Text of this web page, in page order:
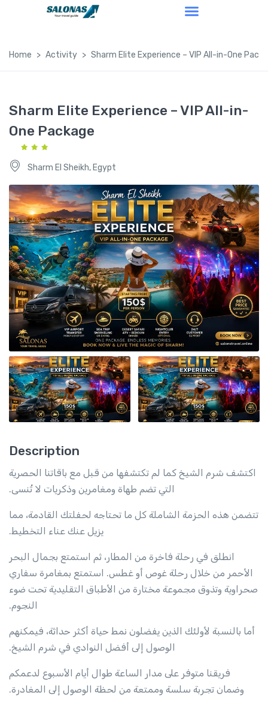
Home Activity Sharm Elite Experience – VIP All-in-One
Sharm Elite Experience – VIP All-in-
One Package
Sharm El Sheikh, Egypt
Description
اكتشف شرم الشيخ كما لم تكتشفها من قبل مع باقاتنا الحصرية
التي تضم طهاة ومغامرين وذكريات لا تُنسى.
تتضمن هذه الحزمة الشاملة كل ما تحتاجه لحفلتك القادمة، مما
يزيل عنك عناء التخطيط.
انطلق في رحلة فاخرة من المطار، ثم استمتع بجمال البحر
الأحمر من خلال رحلة غوص أو غطس. استمتع بمغامرة سفاري
صحراوية وتذوق مجموعة مختارة من الأطباق التقليدية تحت ضوء
النجوم.
أما بالنسبة لأولئك الذين يفضلون نمط حياة أكثر حداثة، فيمكنهم
الوصول إلى أفضل النوادي في شرم الشيخ.
فريقنا متوفر على مدار الساعة طوال أيام الأسبوع لدعمكم
وضمان تجربة سلسة وممتعة من لحظة الوصول إلى المغادرة.